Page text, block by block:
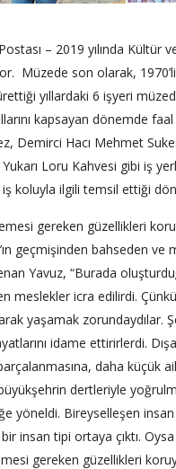
– 2019 yılında Kültür
Müzede son olarak, 1970’li,
yıllardaki 6 işyeri
kapsayan dönemde
Demirci Hacı Mehmet
Loru Kahvesi gibi iş
koluyla ilgili temsil ettiği
gereken güzellikleri
geçmişinden bahseden
Yavuz, “Burada
meslekler icra edilirdi.
yaşamak zorundaydılar.
idame ettirirlerdi.
daha küçük
dertleriyle
yöneldi. Bireyselleşen
insan tipi ortaya çıktı.
gereken güzellikleri